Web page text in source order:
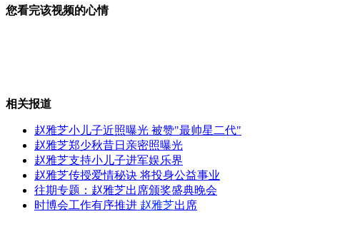
奥迪撞宝马司机忙索赔不理伤者
网络遥控信用卡套现 刷出10亿
您看完该视频的心情
相关报道
赵雅芝小儿子近照曝光 被赞"最帅星二代"
赵雅芝郑少秋昔日亲密照曝光
赵雅芝支持小儿子进军娱乐界
赵雅芝传授爱情秘诀 将投身公益事业
往期专题：赵雅芝出席颁奖盛典晚会
时博会工作有序推进 赵雅芝出席